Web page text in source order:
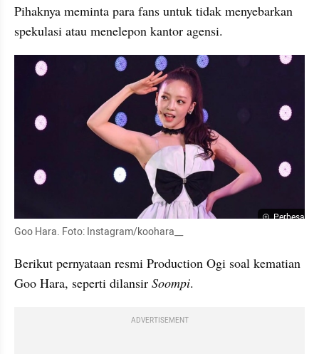
Pihaknya meminta para fans untuk tidak menyebarkan
spekulasi atau menelepon kantor agensi.
Perbesar
Goo Hara. Foto: Instagram/koohara__
Berikut pernyataan resmi Production Ogi soal kematian
Goo Hara, seperti dilansir Soompi.
ADVERTISEMENT